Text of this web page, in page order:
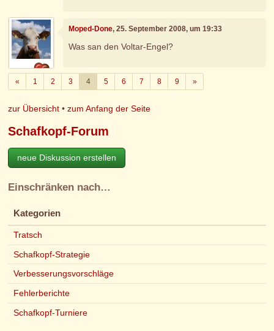
Moped-Done, 25. September 2008, um 19:33
Was san den Voltar-Engel?
«Zurück
1 2 3 4 5 6 7 8 9 »Weiter
zur Übersicht •zum Anfang der Seite
Schafkopf-Forum
neue Diskussion erstellen
Einschränken nach…
Kategorien
Tratsch
Schafkopf-Strategie
Verbesserungsvorschläge
Fehlerberichte
Schafkopf-Turniere